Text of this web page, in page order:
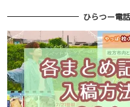
ひらつー電